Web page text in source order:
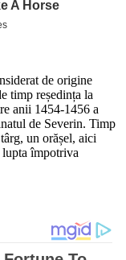
de origine
timp reședința la
anii 1454-1456 a
de Severin. Timp
un orășel, aici
împotriva